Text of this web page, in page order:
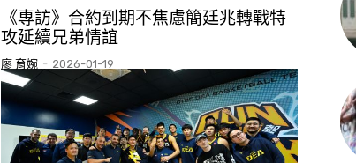
《專訪》合約到期不焦慮簡廷兆轉戰特
攻延續兄弟情誼
廖 育婉 - 2026-01-19